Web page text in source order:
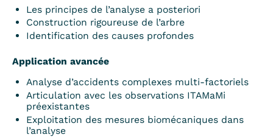
Les principes de l’analyse a posteriori
Construction rigoureuse de l’arbre
Identification des causes profondes
Application avancée
Analyse d’accidents complexes multi-factoriels
Articulation avec les observations ITAMaMi
préexistantes
Exploitation des mesures biomécaniques dans
l’analyse